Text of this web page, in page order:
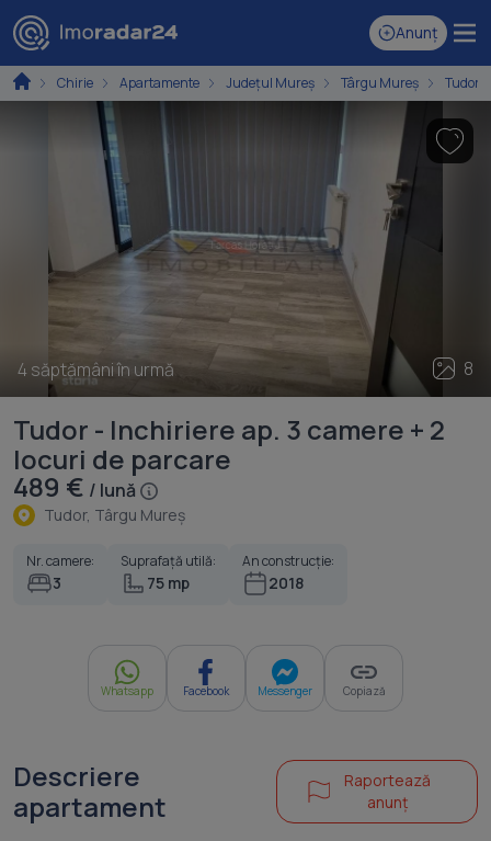
Anunț
Chirie Apartamente Județul Mureș Târgu Mureș Tudor
4 săptămâni în urmă 8
Tudor - Inchiriere ap. 3 camere + 2
locuri de parcare
489 € / lună
Tudor, Târgu Mureş
Nr. camere:
3
Suprafață utilă:
75 mp
An construcție:
2018
Whatsapp Facebook Messenger Copiază
Descriere
apartament
Raportează
anunț